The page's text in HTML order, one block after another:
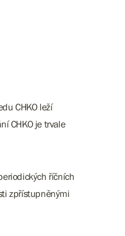
CHKO leží
CHKO je trvale
říčních
zpřístupněnými